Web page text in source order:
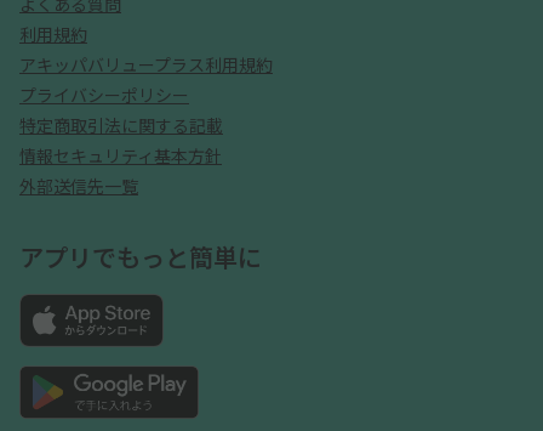
利用規約
アキッパバリュープラス利用規約
プライバシーポリシー
特定商取引法に関する記載
情報セキュリティ基本方針
外部送信先一覧
アプリでもっと簡単に